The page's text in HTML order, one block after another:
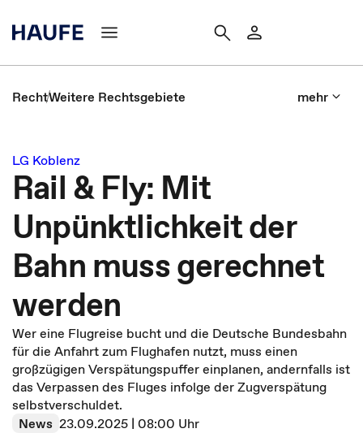
RechtWeitere Rechtsgebiete mehr
LG Koblenz
Rail & Fly: Mit
Unpünktlichkeit der
Bahn muss gerechnet
werden
Wer eine Flugreise bucht und die Deutsche Bundesbahn
für die Anfahrt zum Flughafen nutzt, muss einen
großzügigen Verspätungspuffer einplanen, andernfalls ist
das Verpassen des Fluges infolge der Zugverspätung
selbstverschuldet.
News 23.09.2025 | 08:00 Uhr